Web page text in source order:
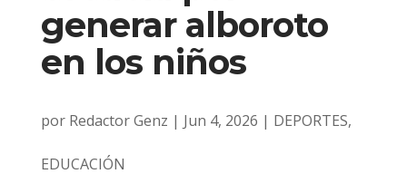
generar alboroto
en los niños
por Redactor Genz | Jun 4, 2026 | DEPORTES,
EDUCACIÓN